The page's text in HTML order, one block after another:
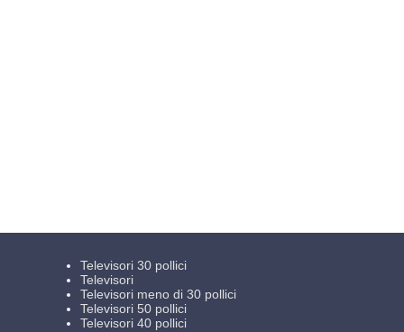
Televisori 30 pollici
Televisori
Televisori meno di 30 pollici
Televisori 50 pollici
Televisori 40 pollici